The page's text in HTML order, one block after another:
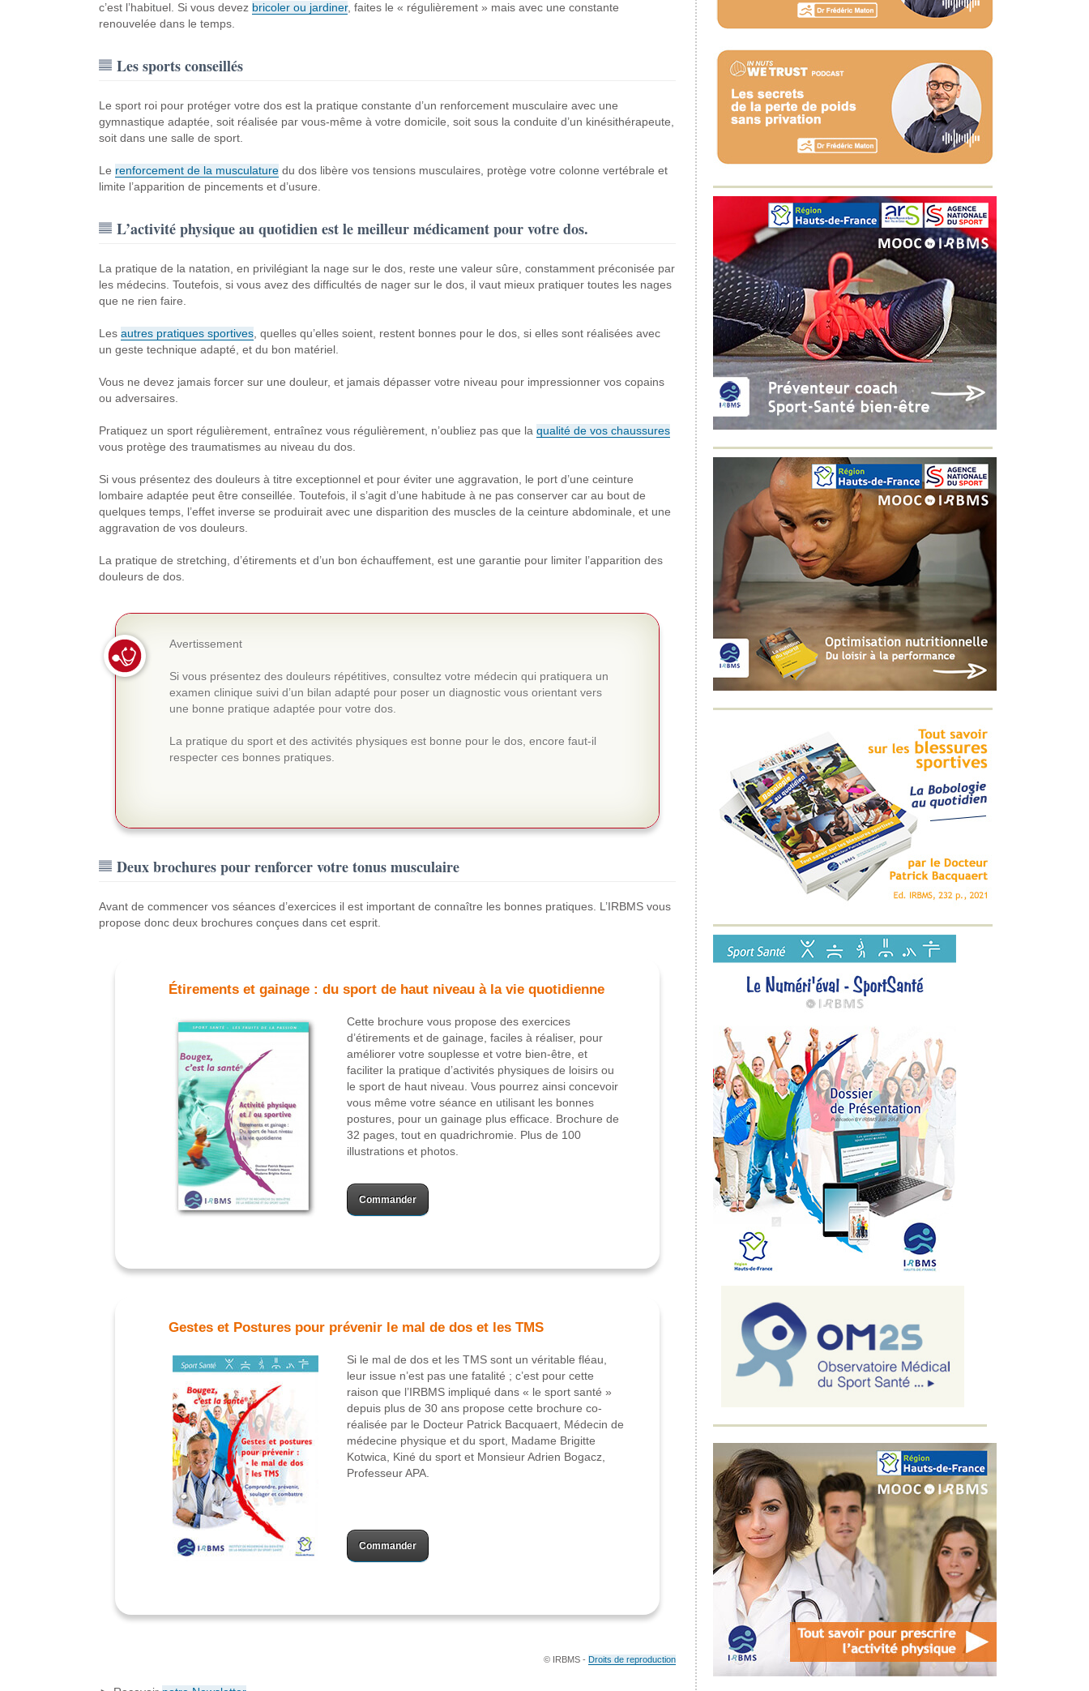
c’est l’habituel. Si vous devez bricoler ou jardiner, faites le « régulièrement » mais avec une constante
renouvelée dans le temps.
Les sports conseillés
Le sport roi pour protéger votre dos est la pratique constante d’un renforcement musculaire avec une
gymnastique adaptée, soit réalisée par vous-même à votre domicile, soit sous la conduite d’un kinésithérapeute,
soit dans une salle de sport.
Le renforcement de la musculaturedu dos libère vos tensions musculaires, protège votre colonne vertébrale et
limite l’apparition de pincements et d’usure.
L’activité physique au quotidien est le meilleur médicament pour votre dos.
La pratique de la natation, en privilégiant la nage sur le dos, reste une valeur sûre, constamment préconisée par
les médecins. Toutefois, si vous avez des difficultés de nager sur le dos, il vaut mieux pratiquer toutes les nages
que ne rien faire.
Les autres pratiques sportives, quelles qu’elles soient, restent bonnes pour le dos, si elles sont réalisées avec
un geste technique adapté, et du bon matériel.
Vous ne devez jamais forcer sur une douleur, et jamais dépasser votre niveau pour impressionner vos copains
ou adversaires.
Pratiquez un sport régulièrement, entraînez vous régulièrement, n’oubliez pas que la qualité de vos chaussures
vous protège des traumatismes au niveau du dos.
Si vous présentez des douleurs à titre exceptionnel et pour éviter une aggravation, le port d’une ceinture
lombaire adaptée peut être conseillée. Toutefois, il s’agit d’une habitude à ne pas conserver car au bout de
quelques temps, l’effet inverse se produirait avec une disparition des muscles de la ceinture abdominale, et une
aggravation de vos douleurs.
La pratique de stretching, d’étirements et d’un bon échauffement, est une garantie pour limiter l’apparition des
douleurs de dos.
Avertissement
Si vous présentez des douleurs répétitives, consultez votre médecin qui pratiquera un
examen clinique suivi d’un bilan adapté pour poser un diagnostic vous orientant vers
une bonne pratique adaptée pour votre dos.
La pratique du sport et des activités physiques est bonne pour le dos, encore faut-il
respecter ces bonnes pratiques.
Deux brochures pour renforcer votre tonus musculaire
Avant de commencer vos séances d’exercices il est important de connaître les bonnes pratiques. L’IRBMS vous
propose donc deux brochures conçues dans cet esprit.
Étirements et gainage : du sport de haut niveau à la vie quotidienne
Cette brochure vous propose des exercices
d’étirements et de gainage, faciles à réaliser, pour
améliorer votre souplesse et votre bien-être, et
faciliter la pratique d’activités physiques de loisirs ou
le sport de haut niveau. Vous pourrez ainsi concevoir
vous même votre séance en utilisant les bonnes
postures, pour un gainage plus efficace. Brochure de
32 pages, tout en quadrichromie. Plus de 100
illustrations et photos.
Commander
Gestes et Postures pour prévenir le mal de dos et les TMS
Si le mal de dos et les TMS sont un véritable fléau,
leur issue n’est pas une fatalité ; c’est pour cette
raison que l’IRBMS impliqué dans « le sport santé »
depuis plus de 30 ans propose cette brochure co-
réalisée par le Docteur Patrick Bacquaert, Médecin de
médecine physique et du sport, Madame Brigitte
Kotwica, Kiné du sport et Monsieur Adrien Bogacz,
Professeur APA.
Commander
© IRBMS - Droits de reproduction